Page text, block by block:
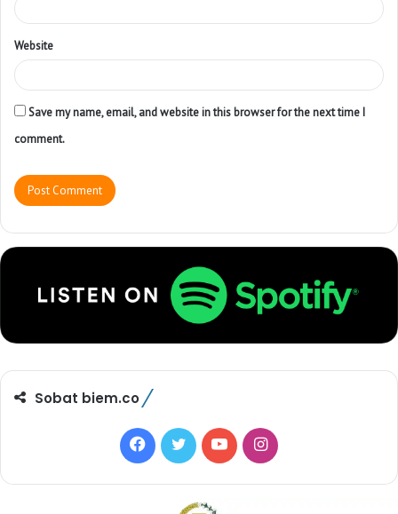
Website
Save my name, email, and website in this browser for the next time I
comment.
Sobat biem.co
F
a
T
w
Y
o
I
n